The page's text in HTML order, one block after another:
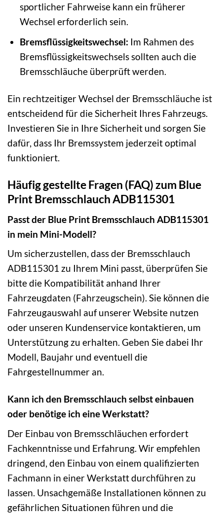
sportlicher Fahrweise kann ein früherer
Wechsel erforderlich sein.
Bremsflüssigkeitswechsel: Im Rahmen des
Bremsflüssigkeitswechsels sollten auch die
Bremsschläuche überprüft werden.
Ein rechtzeitiger Wechsel der Bremsschläuche ist
entscheidend für die Sicherheit Ihres Fahrzeugs.
Investieren Sie in Ihre Sicherheit und sorgen Sie
dafür, dass Ihr Bremssystem jederzeit optimal
funktioniert.
Häufig gestellte Fragen (FAQ) zum Blue
Print Bremsschlauch ADB115301
Passt der Blue Print Bremsschlauch ADB115301
in mein Mini-Modell?
Um sicherzustellen, dass der Bremsschlauch
ADB115301 zu Ihrem Mini passt, überprüfen Sie
bitte die Kompatibilität anhand Ihrer
Fahrzeugdaten (Fahrzeugschein). Sie können die
Fahrzeugauswahl auf unserer Website nutzen
oder unseren Kundenservice kontaktieren, um
Unterstützung zu erhalten. Geben Sie dabei Ihr
Modell, Baujahr und eventuell die
Fahrgestellnummer an.
Kann ich den Bremsschlauch selbst einbauen
oder benötige ich eine Werkstatt?
Der Einbau von Bremsschläuchen erfordert
Fachkenntnisse und Erfahrung. Wir empfehlen
dringend, den Einbau von einem qualifizierten
Fachmann in einer Werkstatt durchführen zu
lassen. Unsachgemäße Installationen können zu
gefährlichen Situationen führen und die